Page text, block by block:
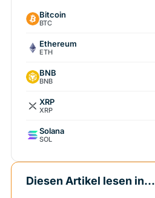
Bitcoin
BTC
Ethereum
ETH
BNB
BNB
XRP
XRP
Solana
SOL
Diesen Artikel lesen in...